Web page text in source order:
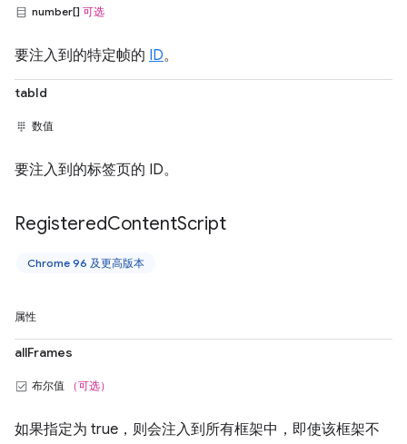
number[] 可选
要注入到的特定帧的 ID。
tabId
数值
要注入到的标签页的 ID。
RegisteredContentScript
Chrome 96 及更高版本
属性
allFrames
布尔值 （可选）
如果指定为 true，则会注入到所有框架中，即使该框架不